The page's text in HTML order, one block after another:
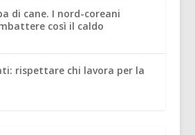
di cane. I nord-coreani
così il caldo
rispettare chi lavora per la